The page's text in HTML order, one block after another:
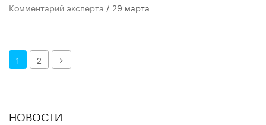
Комментарий эксперта / 29 марта
1 2 Далее
НОВОСТИ